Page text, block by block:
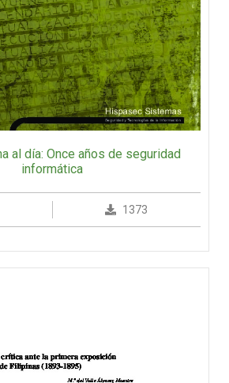
al día: Once años de seguridad
informática
1373